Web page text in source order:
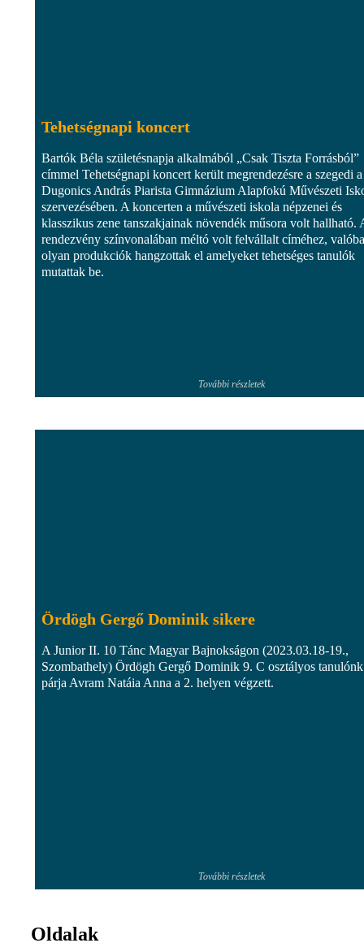
Tehetségnapi koncert
Bartók Béla születésnapja alkalmából „Csak Tiszta Forrásból”
címmel Tehetségnapi koncert került megrendezésre a szegedi a
Dugonics András Piarista Gimnázium Alapfokú Művészeti
szervezésében. A koncerten a művészeti iskola népzenei és
klasszikus zene tanszakjainak növendék műsora volt hallható.
rendezvény színvonalában méltó volt felvállalt címéhez,
olyan produkciók hangzottak el amelyeket tehetséges tanulók
mutattak be.
További részletek
Ördögh Gergő Dominik sikere
A Junior II. 10 Tánc Magyar Bajnokságon (2023.03.18-19.,
Szombathely) Ördögh Gergő Dominik 9. C osztályos tanulónk
párja Avram Natáia Anna a 2. helyen végzett.
További részletek
Oldalak